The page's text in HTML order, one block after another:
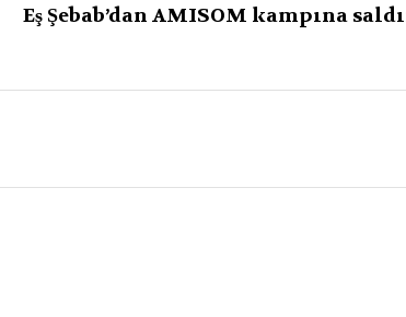
Eş Şebab’dan AMISOM kampına